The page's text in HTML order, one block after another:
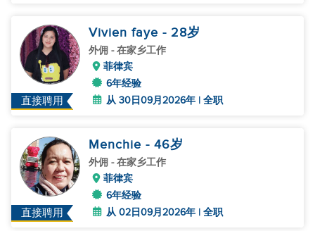
直接聘用
Vivien faye - 28岁
外佣 - 在家乡工作
菲律宾
6年经验
从 30日09月2026年 | 全职
直接聘用
Menchie - 46岁
外佣 - 在家乡工作
菲律宾
6年经验
从 02日09月2026年 | 全职